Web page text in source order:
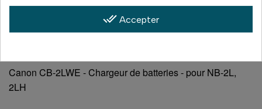
Canon CB-2LWE - Chargeur de batteries - pour NB-2L,
2LH
done_all Accepter